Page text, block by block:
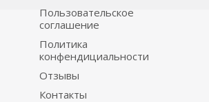
Пользовательское
соглашение
Политика
конфендициальности
Отзывы
Контакты